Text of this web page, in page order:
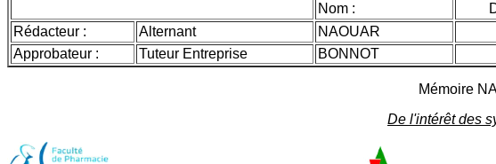
Nom :
Rédacteur :
Alternant
NAOUAR
Approbateur :
Tuteur Entreprise BONNOT
Mémoire
De l'intérêt des